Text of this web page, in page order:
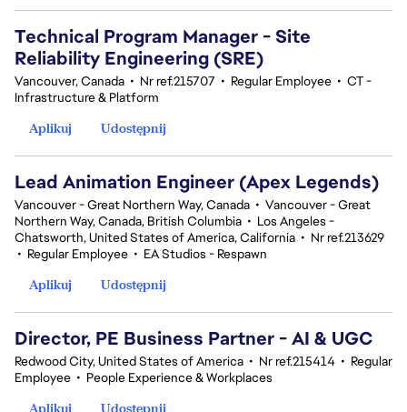
Technical Program Manager - Site
Reliability Engineering (SRE)
Vancouver, Canada • Nr ref.215707 • Regular Employee • CT -
Infrastructure & Platform
Aplikuj
Udostępnij
Lead Animation Engineer (Apex Legends)
Vancouver - Great Northern Way, Canada • Vancouver - Great
Northern Way, Canada, British Columbia • Los Angeles -
Chatsworth, United States of America, California • Nr ref.213629
• Regular Employee • EA Studios - Respawn
Aplikuj
Udostępnij
Director, PE Business Partner - AI & UGC
Redwood City, United States of America • Nr ref.215414 • Regular
Employee • People Experience & Workplaces
Aplikuj
Udostępnij